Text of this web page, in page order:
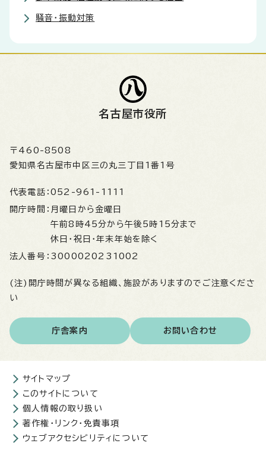
騒音・振動対策
名古屋市役所
〒460-8508
愛知県名古屋市中区三の丸三丁目1番1号
代表電話： 052-961-1111
開庁時間： 月曜日から金曜日
午前8時45分から午後5時15分まで
休日・祝日・年末年始を除く
法人番号： 3000020231002
(注)開庁時間が異なる組織、施設がありますのでご注意くださ
い
庁舎案内 お問い合わせ
サイトマップ
このサイトについて
個人情報の取り扱い
著作権・リンク・免責事項
ウェブアクセシビリティについて